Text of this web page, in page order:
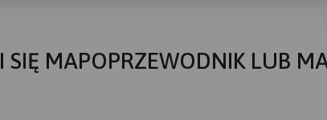
MAPOPRZEWODNIK LUB